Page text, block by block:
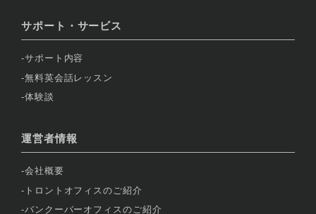
サポート・サービス
サポート内容
無料英会話レッスン
体験談
運営者情報
会社概要
トロントオフィスのご紹介
バンクーバーオフィスのご紹介